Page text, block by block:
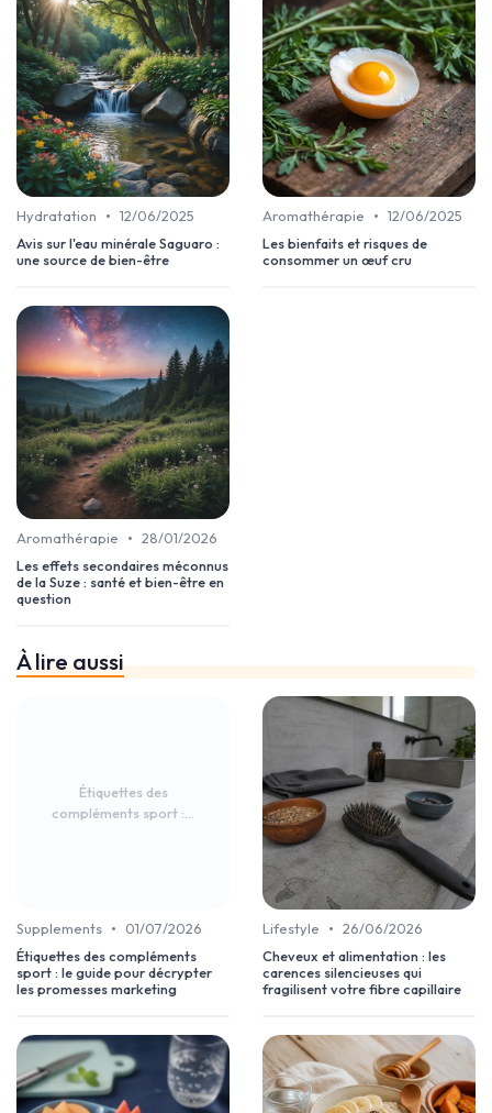
Hydratation • 12/06/2025
Avis sur l'eau minérale Saguaro :
une source de bien-être
Aromathérapie • 12/06/2025
Les bienfaits et risques de
consommer un œuf cru
Aromathérapie • 28/01/2026
Les effets secondaires méconnus
de la Suze : santé et bien-être en
question
À lire aussi
Étiquettes des
compléments sport :...
Supplements •
01/07/2026
Étiquettes des compléments
sport : le guide pour décrypter
les promesses marketing
Lifestyle • 26/06/2026
Cheveux et alimentation : les
carences silencieuses qui
fragilisent votre fibre capillaire